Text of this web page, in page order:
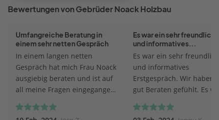
Bewertungen von Gebrüder Noack Holzbau
Umfangreiche Beratung in
einem sehr netten Gespräch
In einem langen netten
Gespräch hat mich Frau Noack
ausgiebig beraten und ist auf
all meine Fragen eingegangen.
genommen, als ursprünglich
Es war ein sehr
und informatives...
Es war ein sehr
und informatives
Erstgespräch. Wir haben
gut Beraten gefühlt. Es
gute oder schlechte